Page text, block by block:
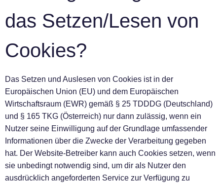
das Setzen/Lesen von
Cookies?
Das Setzen und Auslesen von Cookies ist in der
Europäischen Union (EU) und dem Europäischen
Wirtschaftsraum (EWR) gemäß § 25 TDDDG (Deutschland)
und § 165 TKG (Österreich) nur dann zulässig, wenn ein
Nutzer seine Einwilligung auf der Grundlage umfassender
Informationen über die Zwecke der Verarbeitung gegeben
hat. Der Website-Betreiber kann auch Cookies setzen, wenn
sie unbedingt notwendig sind, um dir als Nutzer den
ausdrücklich angeforderten Service zur Verfügung zu